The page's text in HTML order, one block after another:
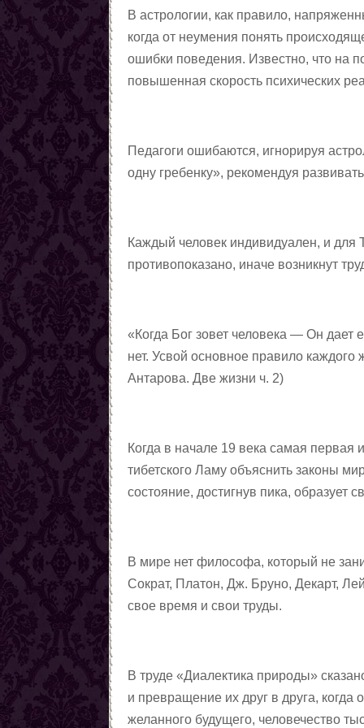
магии
Любовные ритуалы,
заговоры, привороты
чёрной магии
Первые шаги в колдовстве
Колдовская пирамида
Заговоры
Снять проклятия
Отчитки
Заговоры от ленности
Заговоры от курения
Заговоры от наркомании
Все порчи
В астрологии, как правило,
когда от неумения понять
ошибки поведения. Известно, что на
повышенная скорость психических
Педагоги ошибаются, игнорируя
одну гребенку», рекомендуя
Каждый человек индивидуален, и
противопоказано, иначе возникнут
«Когда Бог зовет человека — Он дает
нет. Усвой основное правило
Антарова. Две жизни ч. 2)
Когда в начале 19 века самая
тибетского Ламу объяснить законы
состояние, достигнув пика, образует
В мире нет философа, который не
Сократ, Платон, Дж. Бруно, Декарт,
свое время и свои труды.
В труде «Диалектика природы»
и превращение их друг в друга,
желанного будущего, человечество